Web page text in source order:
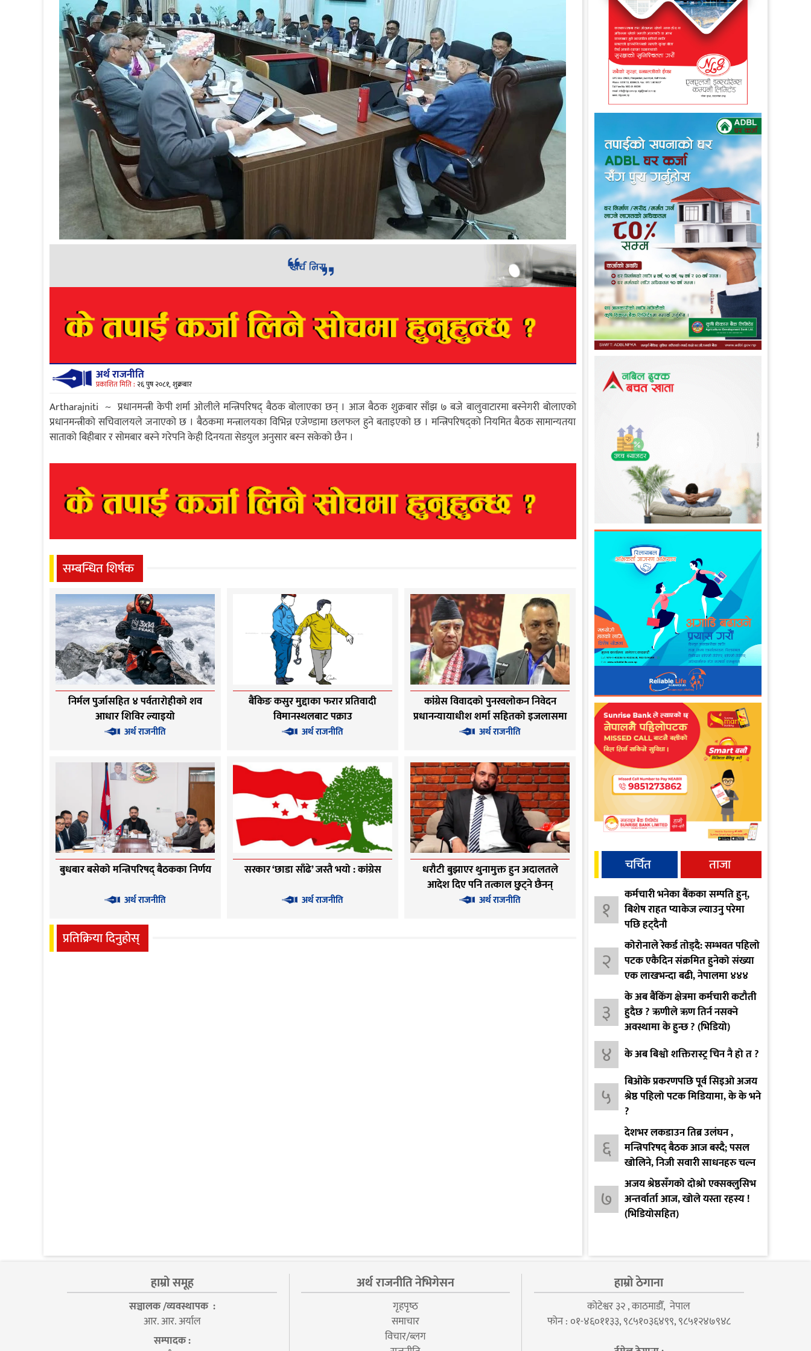
अर्थ राजनीति
प्रकाशित मिति : २६ पुष २०८१, शुक्रबार
Artharajniti ~ प्रधानमन्त्री केपी शर्मा ओलीले मन्त्रिपरिषद् बैठक बोलाएका छन् । आज बैठक शुक्रबार साँझ ७ बजे बालुवाटारमा बस्नेगरी बोलाएको
प्रधानमन्त्रीको सचिवालयले जनाएको छ । बैठकमा मन्त्रालयका विभिन्न एजेण्डामा छलफल हुने बताइएको छ । मन्त्रिपरिषद्को नियमित बैठक सामान्यतया
साताको बिहीबार र सोमबार बस्ने गरेपनि केही दिनयता सेडयुल अनुसार बस्न सकेको छैन ।
सम्बन्धित शिर्षक
निर्मल पुर्जासहित ४ पर्वतारोहीको शव
आधार शिविर ल्याइयो
अर्थ राजनीति
बैंकिङ कसुर मुद्दाका फरार प्रतिवादी
विमानस्थलबाट पक्राउ
अर्थ राजनीति
कांग्रेस विवादको पुनरवलोकन निवेदन
प्रधानन्यायाधीश शर्मा सहितको इजलासमा
अर्थ राजनीति
बुधबार बसेको मन्त्रिपरिषद् बैठकका निर्णय
अर्थ राजनीति
सरकार ‘छाडा साँढे’ जस्तै भयो : कांग्रेस
अर्थ राजनीति
धरौटी बुझाएर थुनामुक्त हुन अदालतले
आदेश दिए पनि तत्काल छुट्ने छैनन्
अधिकारी
अर्थ राजनीति
प्रतिक्रिया दिनुहोस्
चर्चित ताजा
१
कर्मचारी भनेका बैंकका सम्पति हुन्,
बिशेष राहत प्याकेज ल्याउनु परेमा
पछि हट्दैनौ
२
कोरोनाले रेकर्ड तोड्दै: सम्भवत पहिलो
पटक एकैदिन संक्रमित हुनेको संख्या
एक लाखभन्दा बढी, नेपालमा ४४४
पुग्यो
३
के अब बैंकिंग क्षेत्रमा कर्मचारी कटौती
हुदैछ ? ऋणीले ऋण तिर्न नसक्ने
अवस्थामा के हुन्छ ? (भिडियो)
४ के अब बिश्वो शक्तिरास्ट्र चिन नै हो त ?
५
बिओके प्रकरणपछि पूर्व सिइओ अजय
श्रेष्ठ पहिलो पटक मिडियामा, के के भने
?
६
देशभर लकडाउन तिब्र उलंघन ,
मन्त्रिपरिषद् बैठक आज बस्दै; पसल
खोलिने, निजी सवारी साधनहरु चल्न
दिइने
७
अजय श्रेष्ठसँगको दोश्रो एक्सक्लुसिभ
अन्तर्वार्ता आज, खोले यस्ता रहस्य !
(भिडियोसहित)
हाम्रो समूह
सञ्चालक /व्यवस्थापक :
आर. आर. अर्याल
सम्पादक :
अर्थ राजनीति नेभिगेसन
गृहपृष्‍ठ
समाचार
विचार/ब्लग
हाम्रो ठेगाना
कोटेश्वर ३२ , काठमाडौँ, नेपाल
फोन : ०१-४६०११३३, ९८५१०३६४९९, ९८५१२४७९४८